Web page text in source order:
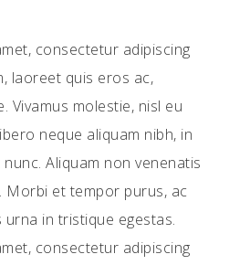
consectetur adipiscing
laoreet quis eros ac,
Vivamus molestie, nisl eu
neque aliquam nibh, in
Aliquam non venenatis
Morbi et tempor purus, ac
in tristique egestas.
consectetur adipiscing